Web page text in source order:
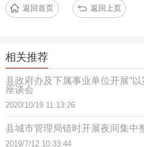
返回首页 返回上页
相关推荐
县政府办及下属事业单位开展“
座谈会
2020/10/19 11:13:26
县城市管理局错时开展夜间集中
2019/7/12 10:33:44